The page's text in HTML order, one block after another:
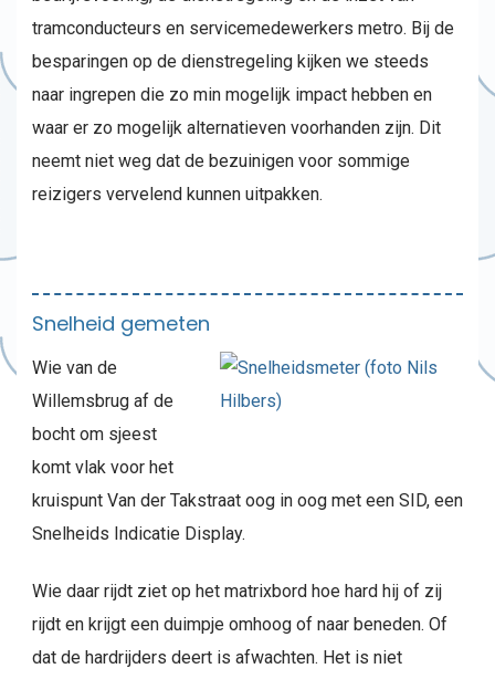
tramconducteurs en servicemedewerkers metro. Bij de
besparingen op de dienstregeling kijken we steeds
naar ingrepen die zo min mogelijk impact hebben en
waar er zo mogelijk alternatieven voorhanden zijn. Dit
neemt niet weg dat de bezuinigen voor sommige
reizigers vervelend kunnen uitpakken.
Snelheid gemeten
Wie van de
Willemsbrug af de
bocht om sjeest
komt vlak voor het
kruispunt Van der Takstraat oog in oog met een SID, een
Snelheids Indicatie Display.
Wie daar rijdt ziet op het matrixbord hoe hard hij of zij
rijdt en krijgt een duimpje omhoog of naar beneden. Of
dat de hardrijders deert is afwachten. Het is niet